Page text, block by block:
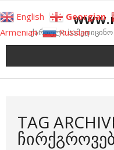
to
contentქართული
TAG
English Georgian
Armenian
Russian